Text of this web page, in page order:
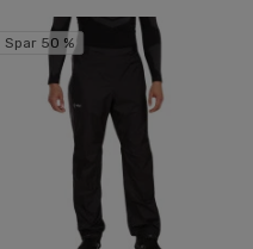
Spar 50 %